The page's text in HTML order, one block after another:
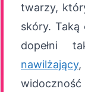
twarzy,
skóry. Taką
dopełni
nawilżający,